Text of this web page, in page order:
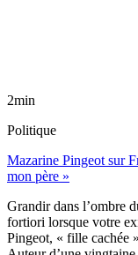
2min
Politique
Mazarine Pingeot sur
mon père »
Grandir dans l’ombre
fortiori lorsque votre
Pingeot, « fille cachée